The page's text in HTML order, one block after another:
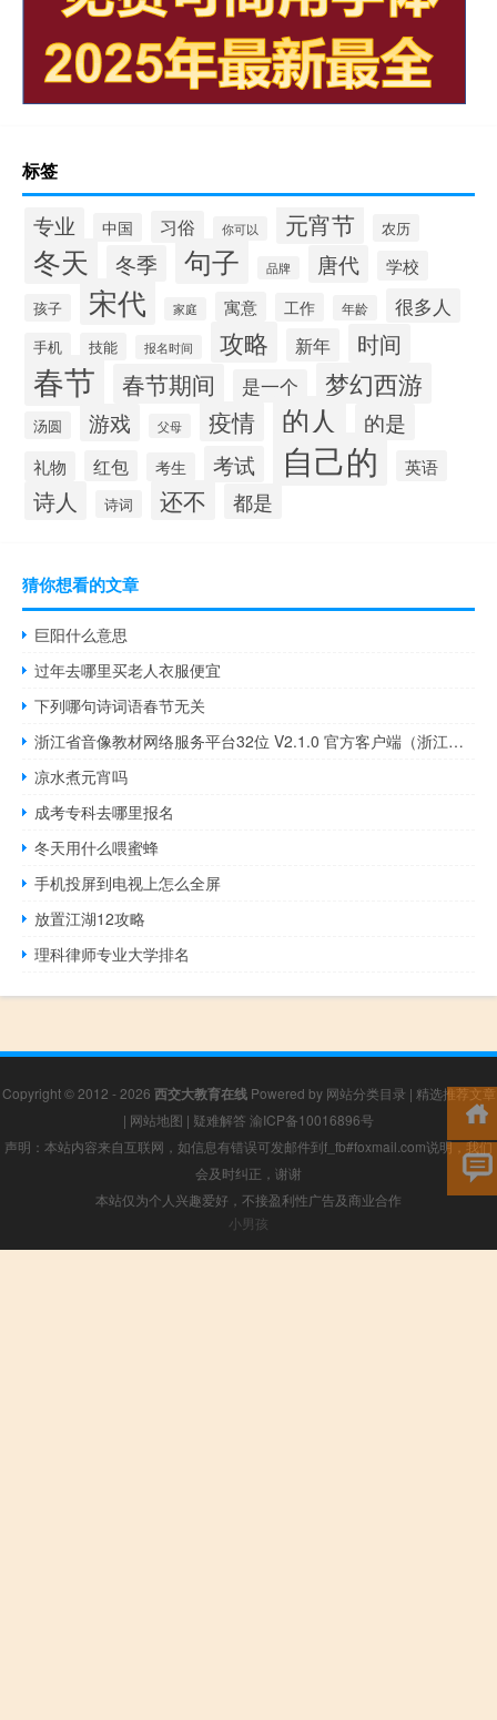
标签
专业 中国 习俗 你可以 元宵节 农历
冬天 冬季 句子 品牌 唐代 学校
孩子 宋代 家庭 寓意 工作 年龄 很多人
手机 技能 报名时间 攻略 新年 时间
春节 春节期间 是一个 梦幻西游
汤圆 游戏 父母 疫情 的人 的是
礼物 红包 考生 考试 自己的 英语
诗人 诗词 还不 都是
猜你想看的文章
巨阳什么意思
过年去哪里买老人衣服便宜
下列哪句诗词语春节无关
浙江省音像教材网络服务平台32位 V2.1.0 官方客户端（浙江省音像教材网络服务平台32位 V2.1.0 官方客户端功能简介）
凉水煮元宵吗
成考专科去哪里报名
冬天用什么喂蜜蜂
手机投屏到电视上怎么全屏
放置江湖12攻略
理科律师专业大学排名
Copyright © 2012 - 2026 西交大教育在线Powered by 网站分类目录 | 精选推荐文章
| 网站地图 | 疑难解答 渝ICP备10016896号
声明：本站内容来自互联网，如信息有错误可发邮件到f_fb#foxmail.com说明，我们
会及时纠正，谢谢
本站仅为个人兴趣爱好，不接盈利性广告及商业合作
小男孩